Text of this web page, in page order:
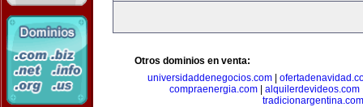
Otros dominios en venta:
universidaddenegocios.com
compraenergia.com
alquilerdevideos.com
tradicionargentina.com